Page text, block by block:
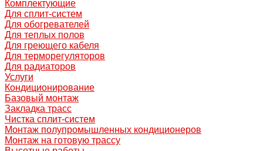
Комплектующие
Для сплит-систем
Для обогревателей
Для теплых полов
Для греющего кабеля
Для терморегуляторов
Для радиаторов
Услуги
Кондиционирование
Базовый монтаж
Закладка трасс
Чистка сплит-систем
Монтаж полупромышленных кондиционеров
Монтаж на готовую трассу